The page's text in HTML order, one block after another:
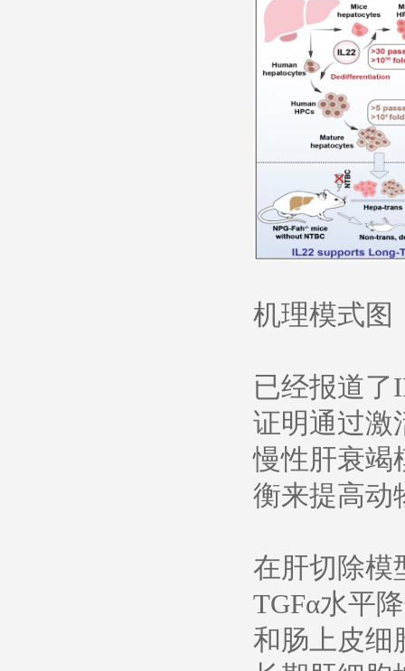
机理模式图
已经报道了
证明通过激
慢性肝衰竭
衡来提高动
在肝切除模
TGFα水平
和肠上皮细